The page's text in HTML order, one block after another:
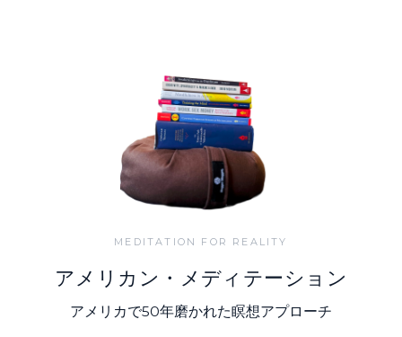
MEDITATION FOR REALITY
アメリカン・メディテーション
アメリカで50年磨かれた瞑想アプローチ